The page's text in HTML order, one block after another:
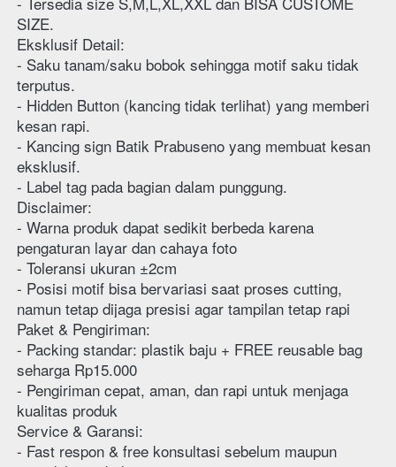
SIZE.
Eksklusif Detail:
- Saku tanam/saku bobok sehingga motif saku tidak
terputus.
- Hidden Button (kancing tidak terlihat) yang memberi
kesan rapi.
- Kancing sign Batik Prabuseno yang membuat kesan
eksklusif.
- Label tag pada bagian dalam punggung.
Disclaimer:
- Warna produk dapat sedikit berbeda karena
pengaturan layar dan cahaya foto
- Toleransi ukuran ±2cm
- Posisi motif bisa bervariasi saat proses cutting,
namun tetap dijaga presisi agar tampilan tetap rapi
Paket & Pengiriman:
- Packing standar: plastik baju + FREE reusable bag
seharga Rp15.000
- Pengiriman cepat, aman, dan rapi untuk menjaga
kualitas produk
Service & Garansi:
- Fast respon & free konsultasi sebelum maupun